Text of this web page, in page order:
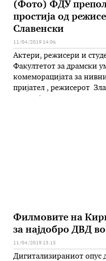
(Фото) ФДУ
простија од
Славенски
11/04/2019 14:06
Актери, режисери и
Факултетот за драмски
комеморацијата за
пријател , режисерот
Филмовите на
за најдобро ДВД
11/04/2019 13:15
Дигитализираниот опус